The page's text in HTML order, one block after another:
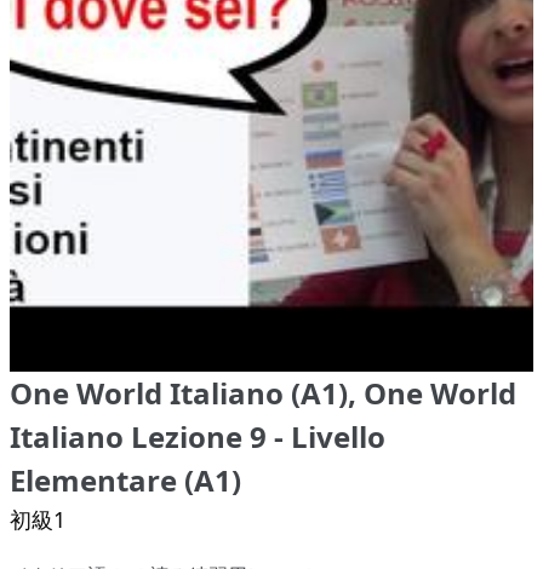
One World Italiano (A1), One World
Italiano Lezione 9 - Livello
Elementare (A1)
初級1